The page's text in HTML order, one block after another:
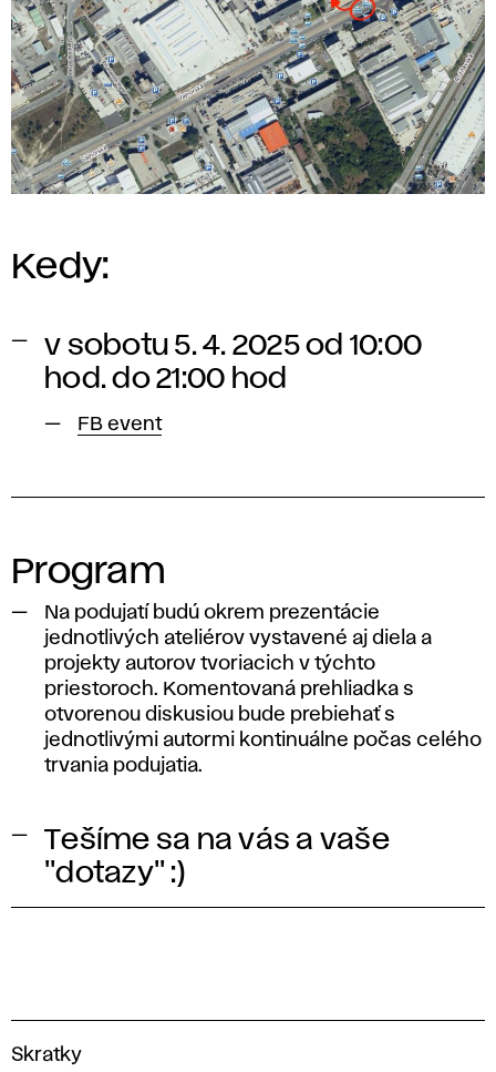
Kedy:
v sobotu 5. 4. 2025 od 10:00
hod. do 21:00 hod
FB event
Program
Na podujatí budú okrem prezentácie
jednotlivých ateliérov vystavené aj diela a
projekty autorov tvoriacich v týchto
priestoroch. Komentovaná prehliadka s
otvorenou diskusiou bude prebiehať s
jednotlivými autormi kontinuálne počas celého
trvania podujatia.
Tešíme sa na vás a vaše
"dotazy" :)
V
Skratky